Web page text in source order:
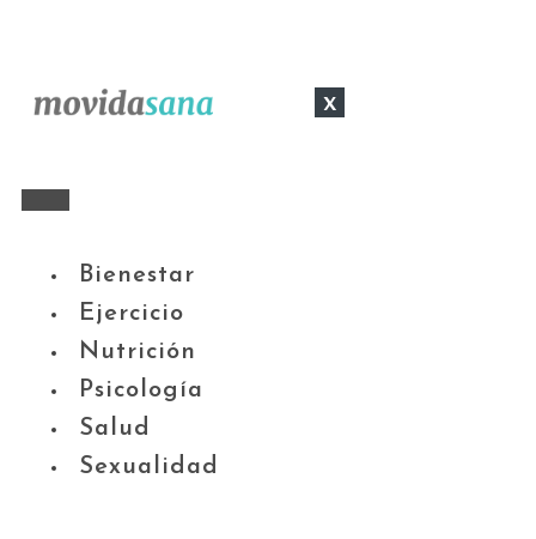
x
Bienestar
Ejercicio
Nutrición
Psicología
Salud
Sexualidad